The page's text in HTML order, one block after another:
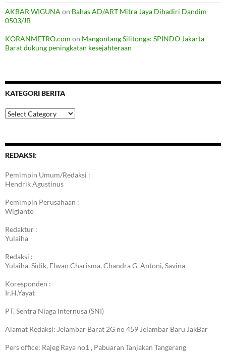
AKBAR WIGUNA on Bahas AD/ART Mitra Jaya Dihadiri Dandim
0503/JB
KORANMETRO.com on Mangontang Silitonga: SPINDO Jakarta
Barat dukung peningkatan kesejahteraan
KATEGORI BERITA
Kategori
Berita
REDAKSI:
Pemimpin Umum/Redaksi :
Hendrik Agustinus
Pemimpin Perusahaan :
Wigianto
Redaktur :
Yulaiha
Redaksi :
Yulaiha, Sidik, Elwan Charisma, Chandra G, Antoni, Savina
Koresponden :
Ir.H.Yayat
PT. Sentra Niaga Internusa (SNI)
Alamat Redaksi: Jelambar Barat 2G no 459 Jelambar Baru JakBar
Pers office: Rajeg Raya no1 , Pabuaran Tanjakan Tangerang